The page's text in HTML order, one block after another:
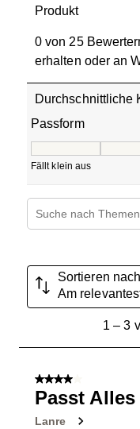
Produkt
0 von 25
erhalten oder an
Durchschnittliche
Passform
Fällt klein aus
Themen und
Sortieren nach
Am
von
Bewertungen.
1 – 3
4 von 5 Sternen.
Passt Alles
Lanre